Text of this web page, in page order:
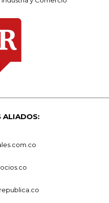
ALIADOS: